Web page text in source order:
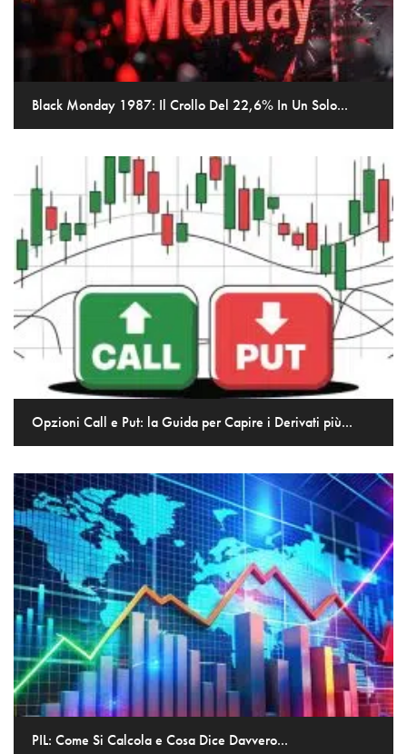
Black Monday 1987: Il Crollo Del 22,6% In Un Solo...
Opzioni Call e Put: la Guida per Capire i Derivati più...
PIL: Come Si Calcola e Cosa Dice Davvero...